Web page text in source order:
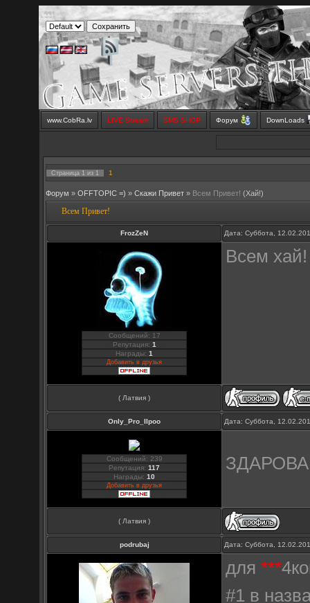
www.CobRa.lv LIVE Stream SMS SHOP Форум DownLoads
Страница 1 из 1 1
Форум » OFFTOPIC =) » Скажи Привет » Всем Привет! (Хай!)
Всем Привет!
FrozZeN Дата: Суббота,
Сообщений: 17
Репутация: 1
Награды:1
Добавить в друзья
Всем
( Латвия )
Only_Pro_IIpoo Дата: Суббота,
Сообщений: 239
Репутация:117
Награды:10
Добавить в друзья
( Латвия )
podrubaj Дата: Суббота,
для***
#1 в